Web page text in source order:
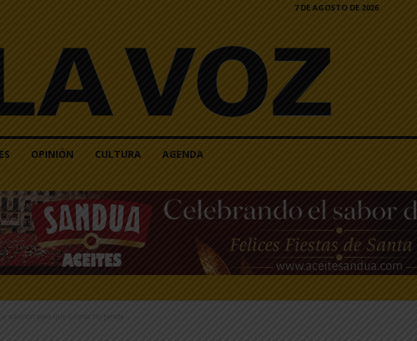
7 DE AGOSTO DE 2026
OPINIÓN CULTURA AGENDA
solución para que Corella no pierda...